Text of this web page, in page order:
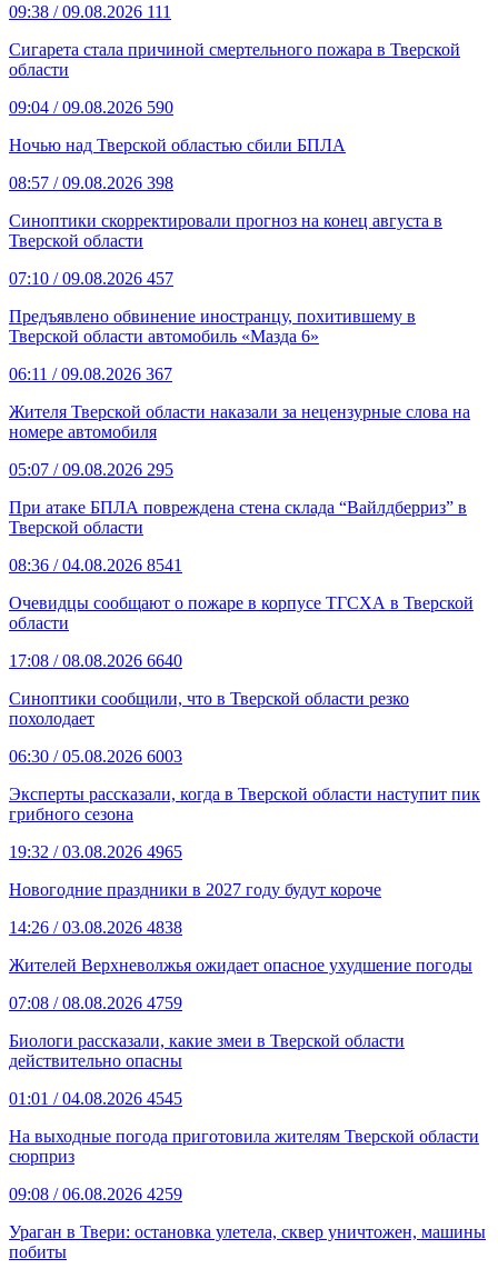
09:38 / 09.08.2026 111
Сигарета стала причиной смертельного пожара в Тверской
области
09:04 / 09.08.2026 590
Ночью над Тверской областью сбили БПЛА
08:57 / 09.08.2026 398
Синоптики скорректировали прогноз на конец августа в
Тверской области
07:10 / 09.08.2026 457
Предъявлено обвинение иностранцу, похитившему в
Тверской области автомобиль «Мазда 6»
06:11 / 09.08.2026 367
Жителя Тверской области наказали за нецензурные слова на
номере автомобиля
05:07 / 09.08.2026 295
При атаке БПЛА повреждена стена склада “Вайлдберриз” в
Тверской области
08:36 / 04.08.2026 8541
Очевидцы сообщают о пожаре в корпусе ТГСХА в Тверской
области
17:08 / 08.08.2026 6640
Синоптики сообщили, что в Тверской области резко
похолодает
06:30 / 05.08.2026 6003
Эксперты рассказали, когда в Тверской области наступит пик
грибного сезона
19:32 / 03.08.2026 4965
Новогодние праздники в 2027 году будут короче
14:26 / 03.08.2026 4838
Жителей Верхневолжья ожидает опасное ухудшение погоды
07:08 / 08.08.2026 4759
Биологи рассказали, какие змеи в Тверской области
действительно опасны
01:01 / 04.08.2026 4545
На выходные погода приготовила жителям Тверской области
сюрприз
09:08 / 06.08.2026 4259
Ураган в Твери: остановка улетела, сквер уничтожен, машины
побиты